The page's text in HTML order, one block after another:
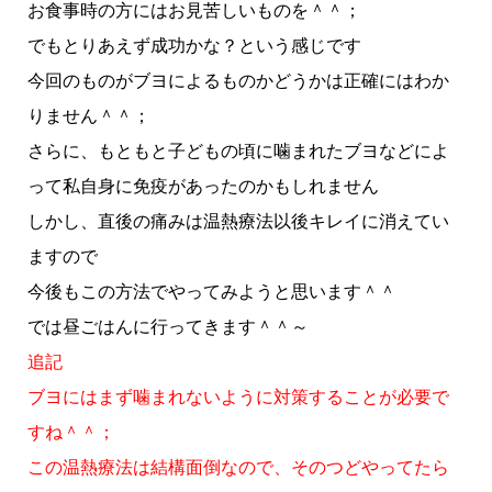
お食事時の方にはお見苦しいものを＾＾；
でもとりあえず成功かな？という感じです
今回のものがブヨによるものかどうかは正確にはわか
りません＾＾；
さらに、もともと子どもの頃に噛まれたブヨなどによ
って私自身に免疫があったのかもしれません
しかし、直後の痛みは温熱療法以後キレイに消えてい
ますので
今後もこの方法でやってみようと思います＾＾
では昼ごはんに行ってきます＾＾～
追記
ブヨにはまず噛まれないように対策することが必要で
すね＾＾；
この温熱療法は結構面倒なので、そのつどやってたら